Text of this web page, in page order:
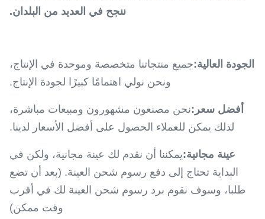
ننجح في العديد من البلدان.
الجودة العالية:جميع منتجاتنا متخصصة وموحدة في الإنتاج،
ونحن نولي اهتمامًا كبيرًا لجودة الإنتاج.
أفضل سعر:نحن مصنعون مشهورون ومبيعات مباشرة،
لذلك يمكن للعملاء الحصول على أفضل الأسعار لدينا.
عينة مجانية:يمكننا أن نقدم لك عينة مجانية، ولكن في
البداية تحتاج إلى دفع رسوم شحن العينة. (بعد أن تضع
طلبا، وسوف نقوم برد رسوم شحن العينة لك في أقرب
وقت ممكن)